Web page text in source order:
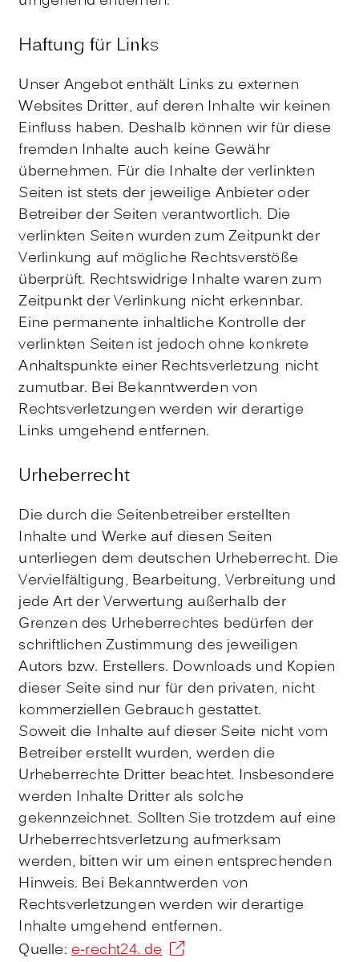
Haftung für Links
Unser Angebot enthält Links zu externen
Websites Dritter, auf deren Inhalte wir keinen
Einfluss haben. Deshalb können wir für diese
fremden Inhalte auch keine Gewähr
übernehmen. Für die Inhalte der verlinkten
Seiten ist stets der jeweilige Anbieter oder
Betreiber der Seiten verantwortlich. Die
verlinkten Seiten wurden zum Zeitpunkt der
Verlinkung auf mögliche Rechtsverstöße
überprüft. Rechtswidrige Inhalte waren zum
Zeitpunkt der Verlinkung nicht erkennbar.
Eine permanente inhaltliche Kontrolle der
verlinkten Seiten ist jedoch ohne konkrete
Anhaltspunkte einer Rechtsverletzung nicht
zumutbar. Bei Bekanntwerden von
Rechtsverletzungen werden wir derartige
Links umgehend entfernen.
Urheberrecht
Die durch die Seitenbetreiber erstellten
Inhalte und Werke auf diesen Seiten
unterliegen dem deutschen Urheberrecht. Die
Vervielfältigung, Bearbeitung, Verbreitung und
jede Art der Verwertung außerhalb der
Grenzen des Urheberrechtes bedürfen der
schriftlichen Zustimmung des jeweiligen
Autors bzw. Erstellers. Downloads und Kopien
dieser Seite sind nur für den privaten, nicht
kommerziellen Gebrauch gestattet.
Soweit die Inhalte auf dieser Seite nicht vom
Betreiber erstellt wurden, werden die
Urheberrechte Dritter beachtet. Insbesondere
werden Inhalte Dritter als solche
gekennzeichnet. Sollten Sie trotzdem auf eine
Urheberrechtsverletzung aufmerksam
werden, bitten wir um einen entsprechenden
Hinweis. Bei Bekanntwerden von
Rechtsverletzungen werden wir derartige
Inhalte umgehend entfernen.
Quelle: e-recht24. de